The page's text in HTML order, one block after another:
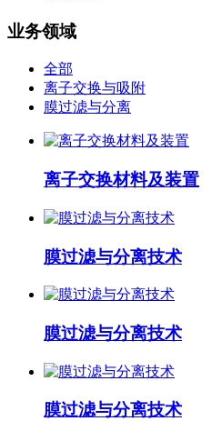
业务领域
全部
离子交换与吸附
膜过滤与分离
离子交换材料及装置
膜过滤与分离技术
膜过滤与分离技术
膜过滤与分离技术